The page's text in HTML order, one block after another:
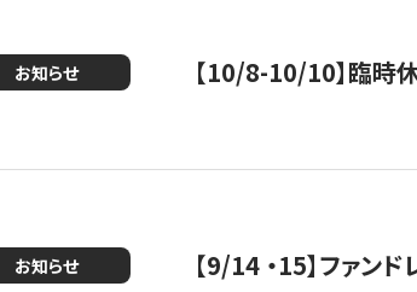
お知らせ 【10/8-10/10】臨時
お知らせ 【9/14 ・15】ファン